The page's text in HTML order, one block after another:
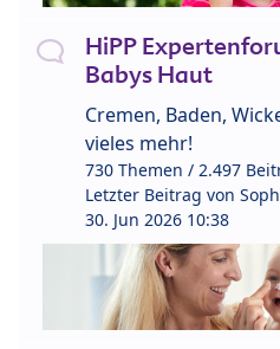
HiPP
Babys Haut
Cremen, Baden,
vieles mehr!
730 Themen / 2.497
Letzter Beitrag von
30. Jun 2026 10:38